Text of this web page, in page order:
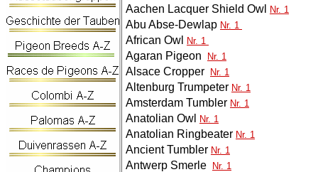
Aachen Lacquer Shield Owl Nr. 1
Abu Abse-Dewlap Nr. 1
African Owl Nr. 1
Agaran Pigeon Nr. 1
Alsace Cropper Nr. 1
Altenburg Trumpeter Nr. 1
Amsterdam Tumbler Nr. 1
Anatolian Owl Nr. 1
Anatolian Ringbeater Nr. 1
Ancient Tumbler Nr. 1
Antwerp Smerle Nr. 1